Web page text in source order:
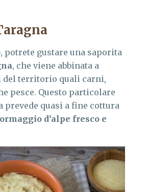
, potrete gustare una saporita
, che viene abbinata a
territorio quali carni,
pesce. Questo particolare
prevede quasi a fine cottura
d’alpe fresco e